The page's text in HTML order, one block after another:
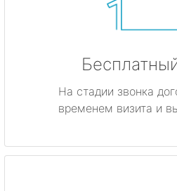
На стадии звонка
временем визита и